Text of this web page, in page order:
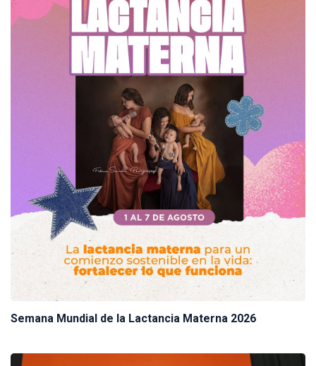
Semana Mundial de la Lactancia Materna 2026